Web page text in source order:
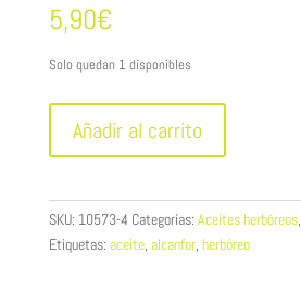
5,90€
Solo quedan 1 disponibles
Herbóreo
de
cantidad
Añadir al carrito
SKU: 10573-4 Categorías: Aceites herbóreos,
Etiquetas: aceite, alcanfor, herbóreo